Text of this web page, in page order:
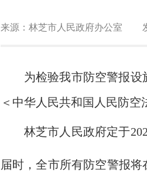
来源： 林芝市人民政府办公室
为检验我市防空警报
＜中华人民共和国人民防空
林芝市人民政府定于
届时，全市所有防空警报